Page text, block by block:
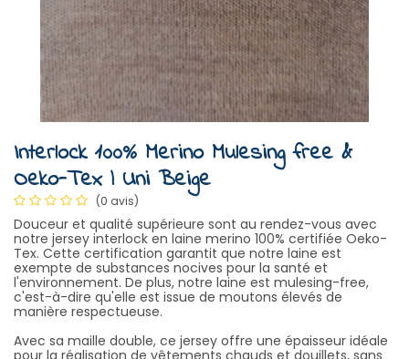
Interlock 100% Merino Mulesing free &
Oeko-Tex | Uni Beige
(0 avis)
Douceur et qualité supérieure sont au rendez-vous avec
notre jersey interlock en laine merino 100% certifiée Oeko-
Tex. Cette certification garantit que notre laine est
exempte de substances nocives pour la santé et
l'environnement. De plus, notre laine est mulesing-free,
c'est-à-dire qu'elle est issue de moutons élevés de
manière respectueuse.
Avec sa maille double, ce jersey offre une épaisseur idéale
pour la réalisation de vêtements chauds et douillets, sans